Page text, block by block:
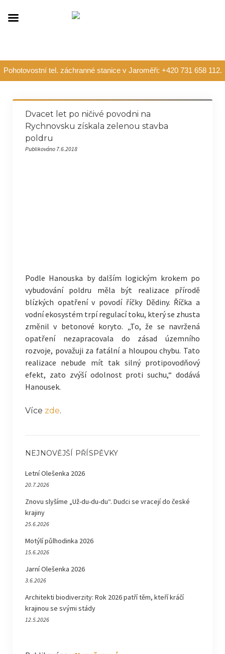
Pohotovostní tel. záchranné stanice v Jaroměři: +420 731 658 112.
Dvacet let po ničivé povodni na
Rychnovsku získala zelenou stavba
poldru
Publikováno 7.6.2018
Podle Hanouska by dalším logickým krokem po
vybudování poldru měla být realizace přírodě
blízkých opatření v povodí říčky Dědiny. Říčka a
vodní ekosystém trpí regulací toku, který se zhusta
změnil v betonové koryto. „To, že se navržená
opatření nezapracovala do zásad územního
rozvoje, považuji za fatální a hloupou chybu. Tato
realizace nebude mít tak silný protipovodňový
efekt, zato zvýší odolnost proti suchu,“ dodává
Hanousek.
Více zde.
NEJNOVĚJŠÍ PŘÍSPĚVKY
Letní Olešenka 2026
20.7.2026
Znovu slyšíme „Už-du-du-du“. Dudci se vracejí do české
krajiny
25.6.2026
Motýlí půlhodinka 2026
15.6.2026
Jarní Olešenka 2026
3.6.2026
Architekti biodiverzity: Rok 2026 patří těm, kteří kráčí
krajinou se svými stády
12.5.2026